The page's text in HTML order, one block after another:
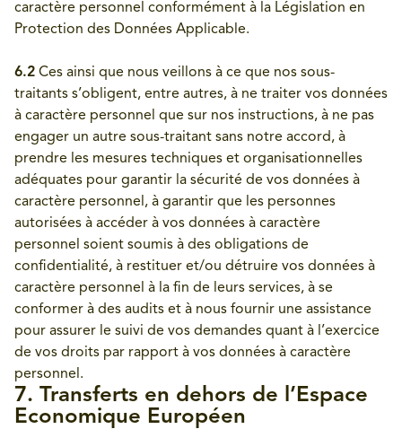
caractère personnel conformément à la Législation en
Protection des Données Applicable.
6.2 Ces ainsi que nous veillons à ce que nos sous-
traitants s’obligent, entre autres, à ne traiter vos données
à caractère personnel que sur nos instructions, à ne pas
engager un autre sous-traitant sans notre accord, à
prendre les mesures techniques et organisationnelles
adéquates pour garantir la sécurité de vos données à
caractère personnel, à garantir que les personnes
autorisées à accéder à vos données à caractère
personnel soient soumis à des obligations de
confidentialité, à restituer et/ou détruire vos données à
caractère personnel à la fin de leurs services, à se
conformer à des audits et à nous fournir une assistance
pour assurer le suivi de vos demandes quant à l’exercice
de vos droits par rapport à vos données à caractère
personnel.
7. Transferts en dehors de l’Espace
Economique Européen